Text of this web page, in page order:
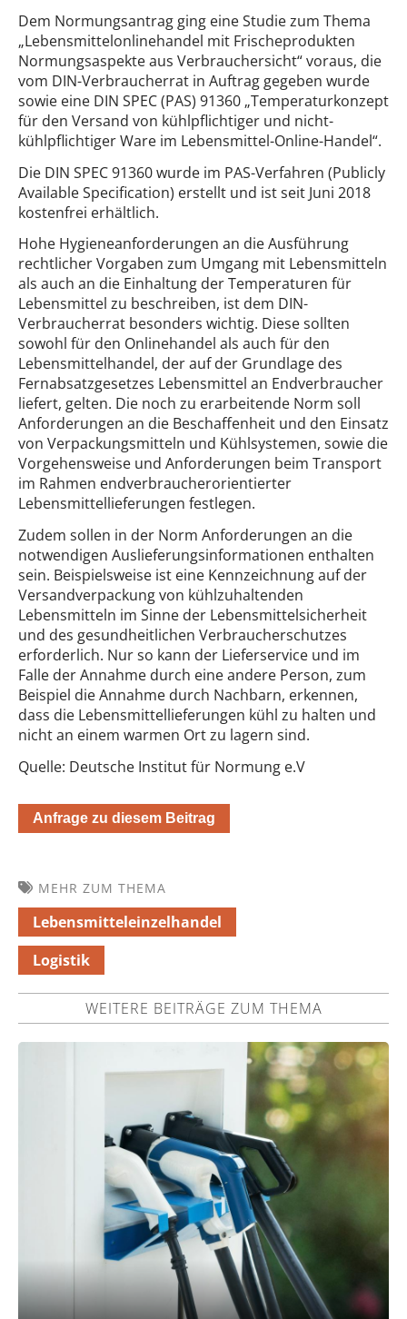
Dem Normungsantrag ging eine Studie zum Thema
„Lebensmittelonlinehandel mit Frischeprodukten
Normungsaspekte aus Verbrauchersicht“ voraus, die
vom DIN-Verbraucherrat in Auftrag gegeben wurde
sowie eine DIN SPEC (PAS) 91360 „Temperaturkonzept
für den Versand von kühlpflichtiger und nicht-
kühlpflichtiger Ware im Lebensmittel-Online-Handel“.
Die DIN SPEC 91360 wurde im PAS-Verfahren (Publicly
Available Specification) erstellt und ist seit Juni 2018
kostenfrei erhältlich.
Hohe Hygieneanforderungen an die Ausführung
rechtlicher Vorgaben zum Umgang mit Lebensmitteln
als auch an die Einhaltung der Temperaturen für
Lebensmittel zu beschreiben, ist dem DIN-
Verbraucherrat besonders wichtig. Diese sollten
sowohl für den Onlinehandel als auch für den
Lebensmittelhandel, der auf der Grundlage des
Fernabsatzgesetzes Lebensmittel an Endverbraucher
liefert, gelten. Die noch zu erarbeitende Norm soll
Anforderungen an die Beschaffenheit und den Einsatz
von Verpackungsmitteln und Kühlsystemen, sowie die
Vorgehensweise und Anforderungen beim Transport
im Rahmen endverbraucherorientierter
Lebensmittellieferungen festlegen.
Zudem sollen in der Norm Anforderungen an die
notwendigen Auslieferungsinformationen enthalten
sein. Beispielsweise ist eine Kennzeichnung auf der
Versandverpackung von kühlzuhaltenden
Lebensmitteln im Sinne der Lebensmittelsicherheit
und des gesundheitlichen Verbraucherschutzes
erforderlich. Nur so kann der Lieferservice und im
Falle der Annahme durch eine andere Person, zum
Beispiel die Annahme durch Nachbarn, erkennen,
dass die Lebensmittellieferungen kühl zu halten und
nicht an einem warmen Ort zu lagern sind.
Quelle: Deutsche Institut für Normung e.V
Anfrage zu diesem Beitrag
MEHR ZUM THEMA
Lebensmitteleinzelhandel
Logistik
WEITERE BEITRÄGE ZUM THEMA